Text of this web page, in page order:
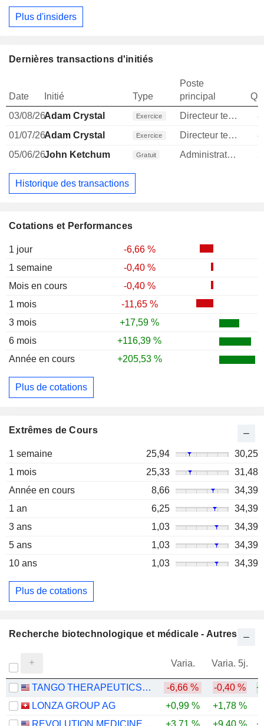
Cotations et Performances
1 jour
-6,66 %
1 semaine
-0,40 %
Mois en cours
-0,40 %
1 mois
-11,65 %
3 mois
+17,59 %
6 mois
+116,39 %
Année en cours
+205,53 %
Plus de cotations
Extrêmes de Cours
1 semaine 25,94
30,25
1 mois
25,33
31,48
Année en cours
8,66
34,39
1 an
6,25
34,39
3 ans
1,03
34,39
5 ans
1,03
34,39
10 ans
1,03 34,39
Plus de cotations
Plus d'insiders
Dernières transactions d'initiés
Date Initié Type
Poste
principal
03/08/26Adam Crystal Exercice Directeur technique
01/07/26Adam Crystal Exercice Directeur technique
05/06/26John Ketchum Gratuit Administrateur
Historique des transactions
Recherche biotechnologique et médicale - Autres
Varia. Varia. 5j.
TANGO THERAPEUTICS, INC. -6,66 % -0,40 %
LONZA GROUP AG
+0,99 % +1,78 %
REVOLUTION MEDICINES, INC.
+3,71 % +9,40 %